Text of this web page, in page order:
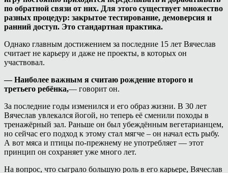
по обратной связи от них. Для этого существует множество
разных процедур: закрытое тестирование, демоверсия и
ранний доступ. Это стандартная практика.
Однако главным достижением за последние 15 лет Вячеслав
считает не карьеру и даже не проекты, в которых он
участвовал.
— Наиболее важным я считаю рождение второго и
третьего ребёнка,— говорит он.
За последние годы изменился и его образ жизни. В 30 лет
Вячеслав увлекался йогой, но теперь её сменили походы в
тренажёрный зал. Раньше он был убеждённым вегетарианцем,
но сейчас его подход к этому стал мягче – он начал есть рыбу.
А вот мяса и птицы по-прежнему не употребляет — этот
принцип он сохраняет уже много лет.
На вопрос, что сыграло большую роль в его карьере, Вячеслав